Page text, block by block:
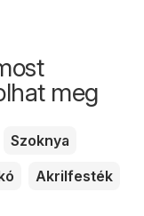
meg
Szoknya
Akrilfesték